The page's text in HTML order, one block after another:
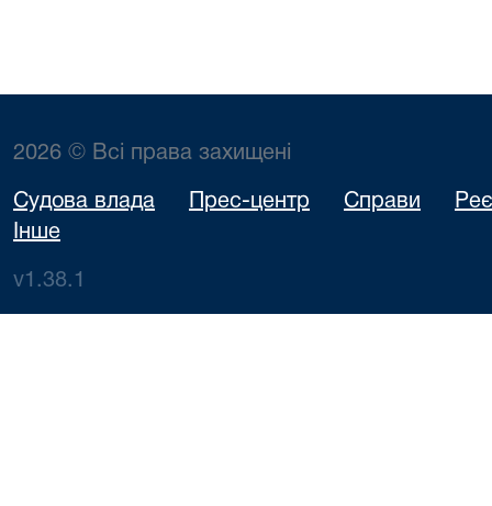
2026 © Всі права захищені
Судова влада Прес-центр Справи
Інше
v1.38.1